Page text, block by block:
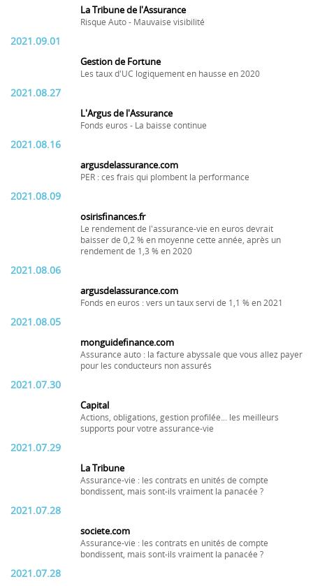
La Tribune de l'Assurance
Risque Auto - Mauvaise visibilité
2021.09.01
Gestion de Fortune
Les taux d'UC logiquement en hausse en 2020
2021.08.27
L'Argus de l'Assurance
Fonds euros - La baisse continue
2021.08.16
argusdelassurance.com
PER : ces frais qui plombent la performance
2021.08.09
osirisfinances.fr
Le rendement de l'assurance-vie en euros devrait
baisser de 0,2 % en moyenne cette année, après un
rendement de 1,3 % en 2020
2021.08.06
argusdelassurance.com
Fonds en euros : vers un taux servi de 1,1 % en 2021
2021.08.05
monguidefinance.com
Assurance auto : la facture abyssale que vous allez payer
pour les conducteurs non assurés
2021.07.30
Capital
Actions, obligations, gestion profilée... les meilleurs
supports pour votre assurance-vie
2021.07.29
La Tribune
Assurance-vie : les contrats en unités de compte
bondissent, mais sont-ils vraiment la panacée ?
2021.07.28
societe.com
Assurance-vie : les contrats en unités de compte
bondissent, mais sont-ils vraiment la panacée ?
2021.07.28